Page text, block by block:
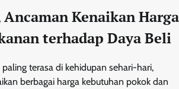
Ancaman Kenaikan Harga
terhadap Daya Beli
terasa di kehidupan sehari-hari,
berbagai harga kebutuhan pokok dan